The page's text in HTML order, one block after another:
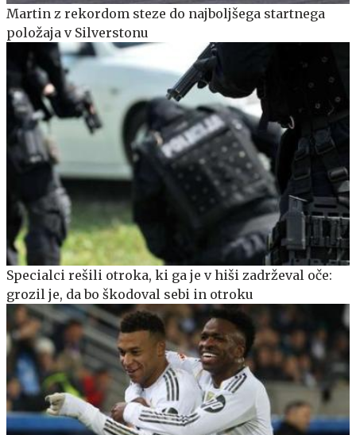
Martin z rekordom steze do najboljšega startnega
položaja v Silverstonu
Specialci rešili otroka, ki ga je v hiši zadrževal oče:
grozil je, da bo škodoval sebi in otroku